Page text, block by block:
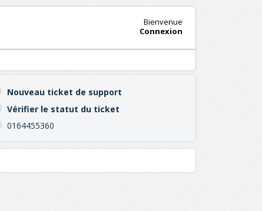
Bienvenue
Connexion
Nouveau ticket de support
Vérifier le statut du ticket
0164455360